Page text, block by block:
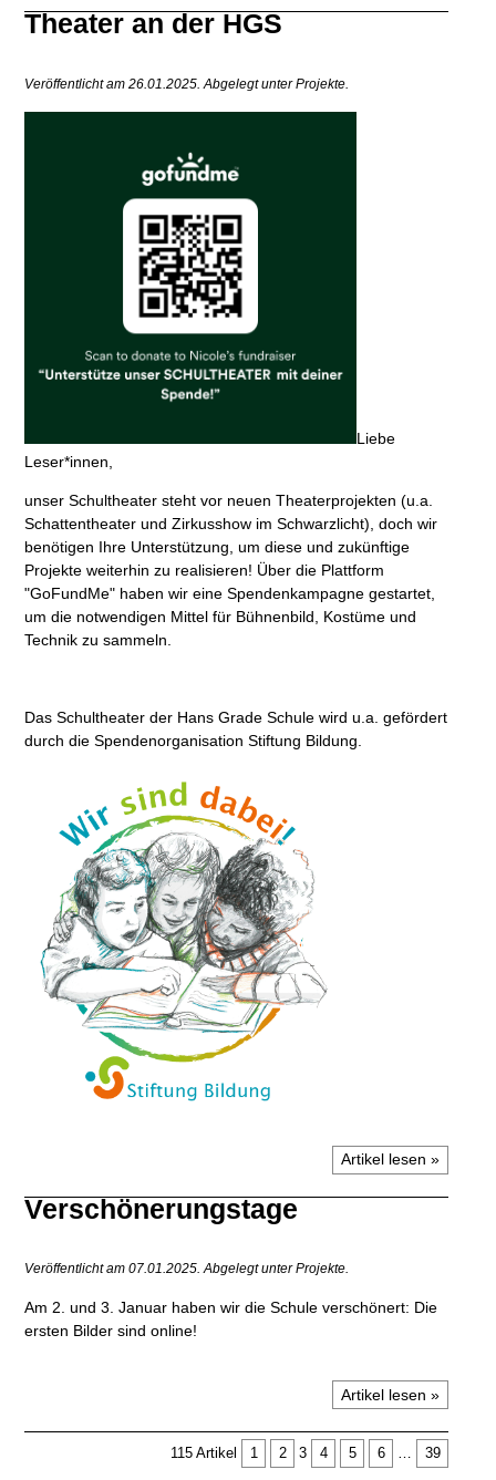
Theater an der HGS
Veröffentlicht am 26.01.2025. Abgelegt unter Projekte.
Liebe
Leser*innen,
unser Schultheater steht vor neuen Theaterprojekten (u.a.
Schattentheater und Zirkusshow im Schwarzlicht), doch wir
benötigen Ihre Unterstützung, um diese und zukünftige
Projekte weiterhin zu realisieren! Über die Plattform
"GoFundMe" haben wir eine Spendenkampagne gestartet,
um die notwendigen Mittel für Bühnenbild, Kostüme und
Technik zu sammeln.
Das Schultheater der Hans Grade Schule wird u.a. gefördert
durch die Spendenorganisation Stiftung Bildung.
Artikel lesen »
Verschönerungstage
Veröffentlicht am 07.01.2025. Abgelegt unter Projekte.
Am 2. und 3. Januar haben wir die Schule verschönert: Die
ersten Bilder sind online!
Artikel lesen »
115 Artikel 1 2 3 4 5 6 … 39